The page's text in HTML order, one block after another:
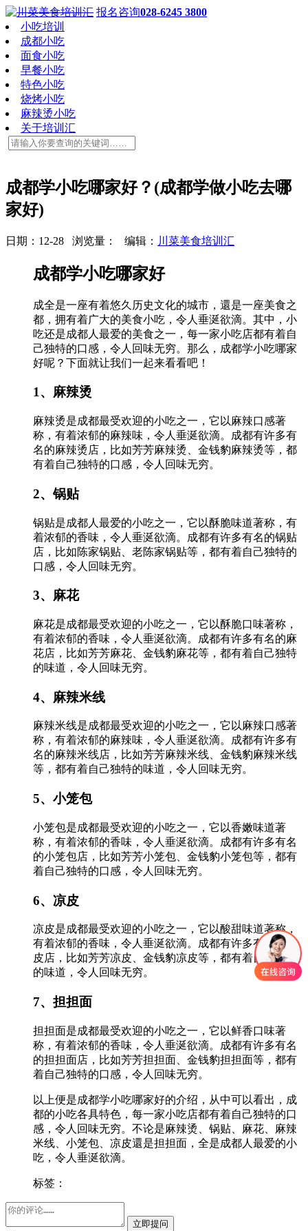
报名咨询028-6245 3800
小吃培训
成都小吃
面食小吃
早餐小吃
特色小吃
烧烤小吃
麻辣烫小吃
关于培训汇
成都学小吃哪家好？(成都学做小吃去哪
家好)
日期：12-28 浏览量： 编辑： 川菜美食培训汇
成都学小吃哪家好
成全是一座有着悠久历史文化的城市，還是一座美食之
都，拥有着广大的美食小吃，令人垂涎欲滴。其中，小
吃还是成都人最爱的美食之一，每一家小吃店都有着自
己独特的口感，令人回味无穷。那么，成都学小吃哪家
好呢？下面就让我们一起来看看吧！
1、麻辣烫
麻辣烫是成都最受欢迎的小吃之一，它以麻辣口感著
称，有着浓郁的麻辣味，令人垂涎欲滴。成都有许多有
名的麻辣烫店，比如芳芳麻辣烫、金钱豹麻辣烫等，都
有着自己独特的口感，令人回味无穷。
2、锅贴
锅贴是成都人最爱的小吃之一，它以酥脆味道著称，有
着浓郁的香味，令人垂涎欲滴。成都有许多有名的锅贴
店，比如陈家锅贴、老陈家锅贴等，都有着自己独特的
口感，令人回味无穷。
3、麻花
麻花是成都最受欢迎的小吃之一，它以酥脆口味著称，
有着浓郁的香味，令人垂涎欲滴。成都有许多有名的麻
花店，比如芳芳麻花、金钱豹麻花等，都有着自己独特
的味道，令人回味无穷。
4、麻辣米线
麻辣米线是成都最受欢迎的小吃之一，它以麻辣口感著
称，有着浓郁的麻辣味，令人垂涎欲滴。成都有许多有
名的麻辣米线店，比如芳芳麻辣米线、金钱豹麻辣米线
等，都有着自己独特的味道，令人回味无穷。
5、小笼包
小笼包是成都最受欢迎的小吃之一，它以香嫩味道著
称，有着浓郁的香味，令人垂涎欲滴。成都有许多有名
的小笼包店，比如芳芳小笼包、金钱豹小笼包等，都有
着自己独特的口感，令人回味无穷。
6、凉皮
凉皮是成都最受欢迎的小吃之一，它以酸甜味道著称，
有着浓郁的香味，令人垂涎欲滴。成都有许多有名的凉
皮店，比如芳芳凉皮、金钱豹凉皮等，都有着自己独特
的味道，令人回味无穷。
7、担担面
担担面是成都最受欢迎的小吃之一，它以鲜香口味著
称，有着浓郁的香味，令人垂涎欲滴。成都有许多有名
的担担面店，比如芳芳担担面、金钱豹担担面等，都有
着自己独特的口感，令人回味无穷。
以上便是成都学小吃哪家好的介绍，从中可以看出，成
都的小吃各具特色，每一家小吃店都有着自己独特的口
感，令人回味无穷。不论是麻辣烫、锅贴、麻花、麻辣
米线、小笼包、凉皮還是担担面，全是成都人最爱的小
吃，令人垂涎欲滴。
标签：